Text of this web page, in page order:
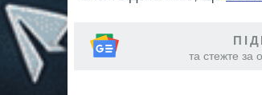
та стежте за